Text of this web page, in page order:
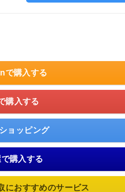
で購入する
購入する
ョッピング
購入する
におすすめのサービス